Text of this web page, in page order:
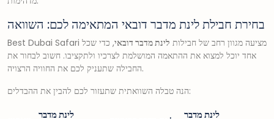
בחירת חבילת לינת מדבר דובאי המתאימה לכם: השוואה
Best Dubai Safari מציעה מגוון רחב של חבילות לינת מדבר דובאי, כדי שכל
אחד יוכל למצוא את ההתאמה המושלמת לצרכיו ולתקציבו. חשוב לבחור את
החבילה שתעניק לכם את החוויה הרצויה.
הנה טבלה השוואתית שתעזור לכם להבין את ההבדלים:
לינת מדבר
לינת מדבר